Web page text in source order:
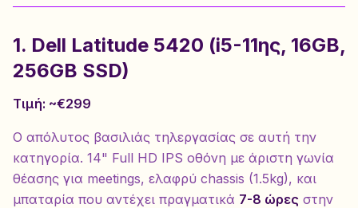
1. Dell Latitude 5420 (i5-11ης, 16GB,
256GB SSD)
Τιμή: ~€299
Ο απόλυτος βασιλιάς τηλεργασίας σε αυτή την
κατηγορία. 14" Full HD IPS οθόνη με άριστη γωνία
θέασης για meetings, ελαφρύ chassis (1.5kg), και
μπαταρία που αντέχει πραγματικά 7-8 ώρες στην